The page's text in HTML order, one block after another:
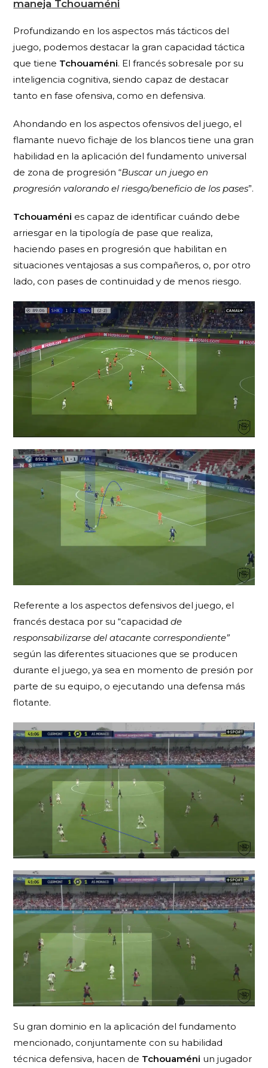
maneja Tchouaméni
Profundizando en los aspectos más tácticos del
juego, podemos destacar la gran capacidad táctica
que tiene Tchouaméni. El francés sobresale por su
inteligencia cognitiva, siendo capaz de destacar
tanto en fase ofensiva, como en defensiva.
Ahondando en los aspectos ofensivos del juego, el
flamante nuevo fichaje de los blancos tiene una gran
habilidad en la aplicación del fundamento universal
de zona de progresión “Buscar un juego en
progresión valorando el riesgo/beneficio de los pases”.
Tchouaméni es capaz de identificar cuándo debe
arriesgar en la tipología de pase que realiza,
haciendo pases en progresión que habilitan en
situaciones ventajosas a sus compañeros, o, por otro
lado, con pases de continuidad y de menos riesgo.
Referente a los aspectos defensivos del juego, el
francés destaca por su “capacidad de
responsabilizarse del atacante correspondiente”
según las diferentes situaciones que se producen
durante el juego, ya sea en momento de presión por
parte de su equipo, o ejecutando una defensa más
flotante.
Su gran dominio en la aplicación del fundamento
mencionado, conjuntamente con su habilidad
técnica defensiva, hacen de Tchouaméni un jugador